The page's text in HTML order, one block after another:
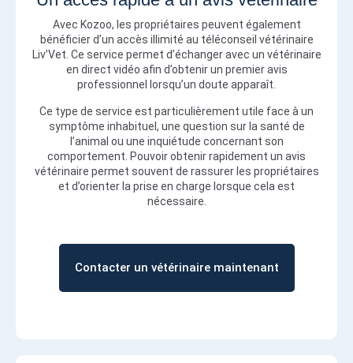
Avec Kozoo, les propriétaires peuvent également
bénéficier d’un accès illimité au téléconseil vétérinaire
Liv’Vet. Ce service permet d’échanger avec un vétérinaire
en direct vidéo afin d’obtenir un premier avis
professionnel lorsqu’un doute apparaît.
Ce type de service est particulièrement utile face à un
symptôme inhabituel, une question sur la santé de
l’animal ou une inquiétude concernant son
comportement. Pouvoir obtenir rapidement un avis
vétérinaire permet souvent de rassurer les propriétaires
et d’orienter la prise en charge lorsque cela est
nécessaire.
Contacter un vétérinaire maintenant